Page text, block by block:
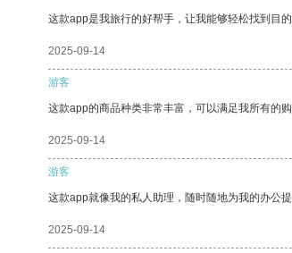
这款app是我旅行的好帮手，让我能够轻松找到目
2025-09-14
游客
这款app的商品种类非常丰富，可以满足我所有的购
2025-09-14
游客
这款app就像我的私人助理，随时随地为我的办公提
2025-09-14